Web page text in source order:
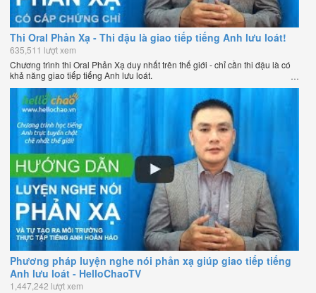
Thi Oral Phản Xạ - Thi đậu là giao tiếp tiếng Anh lưu loát!
635,511 lượt xem
Chương trình thi Oral Phản Xạ duy nhất trên thế giới - chỉ cần thi đậu là có
khả năng giao tiếp tiếng Anh lưu loát.
Phương pháp luyện nghe nói phản xạ giúp giao tiếp tiếng
Anh lưu loát - HelloChaoTV
1,447,242 lượt xem